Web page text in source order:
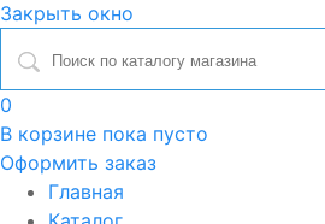
Закрыть окно
0
В корзине пока пусто
Оформить заказ
Главная